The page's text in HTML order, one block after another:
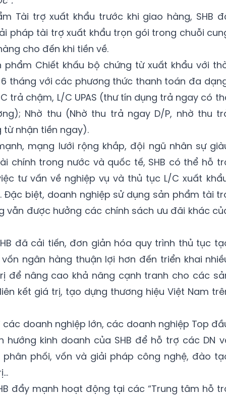
Tài trợ xuất khẩu trước khi giao hàng, SHB
pháp tài trợ xuất khẩu trọn gói trong chuỗi
cho đến khi tiền về.
phẩm Chiết khấu bộ chứng từ xuất khẩu với
tháng với các phương thức thanh toán đa
trả chậm, L/C UPAS (thư tín dụng trả ngay có
Nhờ thu (Nhờ thu trả ngay D/P, nhờ thu
từ nhận tiền ngay).
mạng lưới rộng khắp, đội ngũ nhân sự
chính trong nước và quốc tế, SHB có thể hỗ
tư vấn về nghiệp vụ và thủ tục L/C xuất
Đặc biệt, doanh nghiệp sử dụng sản phẩm tài
vẫn được hưởng các chính sách ưu đãi khác
đã cải tiến, đơn giản hóa quy trình thủ tục
ngân hàng thuận lợi hơn đến triển khai
để nâng cao khả năng cạnh tranh cho các
kết giá trị, tạo dựng thương hiệu Việt Nam
các doanh nghiệp lớn, các doanh nghiệp Top
kinh doanh của SHB để hỗ trợ các DN
phối, vốn và giải pháp công nghệ, đào
đẩy mạnh hoạt động tại các “Trung tâm hỗ